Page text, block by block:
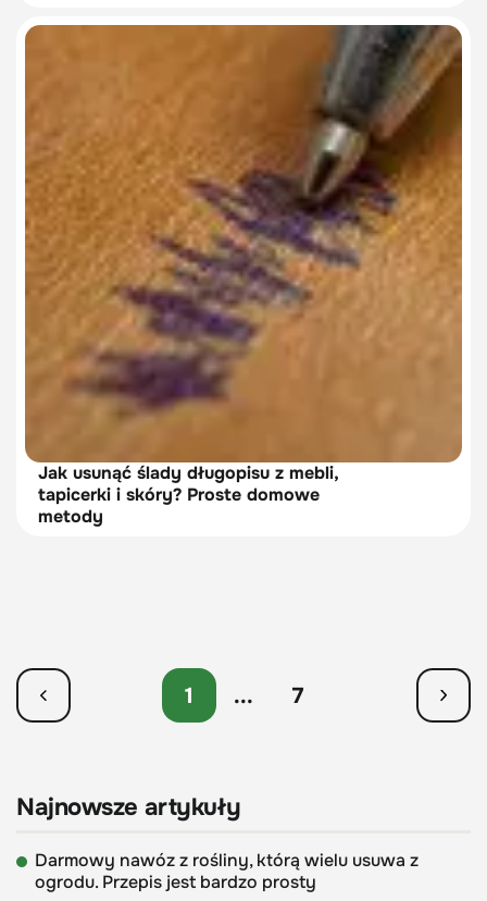
Jak usunąć ślady długopisu z mebli,
tapicerki i skóry? Proste domowe
metody
1 ... 7
Najnowsze artykuły
Darmowy nawóz z rośliny, którą wielu usuwa z
ogrodu. Przepis jest bardzo prosty